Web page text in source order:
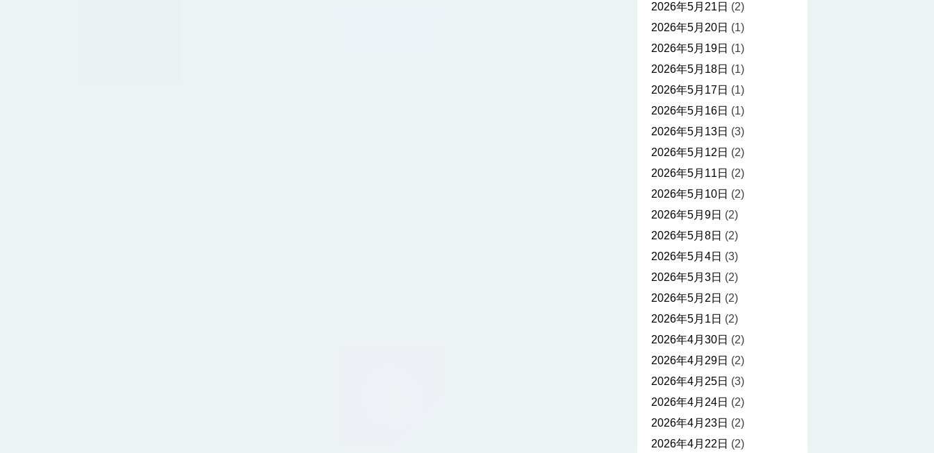
2026年5月21日 (2)
2026年5月20日 (1)
2026年5月19日 (1)
2026年5月18日 (1)
2026年5月17日 (1)
2026年5月16日 (1)
2026年5月13日 (3)
2026年5月12日 (2)
2026年5月11日 (2)
2026年5月10日 (2)
2026年5月9日 (2)
2026年5月8日 (2)
2026年5月4日 (3)
2026年5月3日 (2)
2026年5月2日 (2)
2026年5月1日 (2)
2026年4月30日 (2)
2026年4月29日 (2)
2026年4月25日 (3)
2026年4月24日 (2)
2026年4月23日 (2)
2026年4月22日 (2)